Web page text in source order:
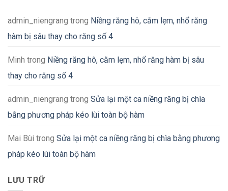
admin_niengrang trong Niềng răng hô, cằm lẹm, nhổ răng
hàm bị sâu thay cho răng số 4
Minh trong Niềng răng hô, cằm lẹm, nhổ răng hàm bị sâu
thay cho răng số 4
admin_niengrang trong Sửa lại một ca niềng răng bị chìa
bằng phương pháp kéo lùi toàn bộ hàm
Mai Bùi trong Sửa lại một ca niềng răng bị chìa bằng phương
pháp kéo lùi toàn bộ hàm
LƯU TRỮ